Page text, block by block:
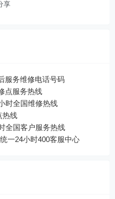
享
服务维修电话号码
点服务热线
时全国维修热线
热线
全国客户服务热线
一24小时400客服中心